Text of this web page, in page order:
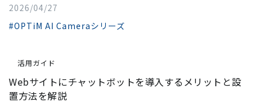
2026/04/27
#OPTiM AI Cameraシリーズ
活用ガイド
Webサイトにチャットボットを導入するメリットと設
置方法を解説